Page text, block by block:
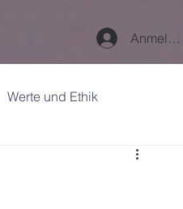
Anmelden
Werte und Ethik